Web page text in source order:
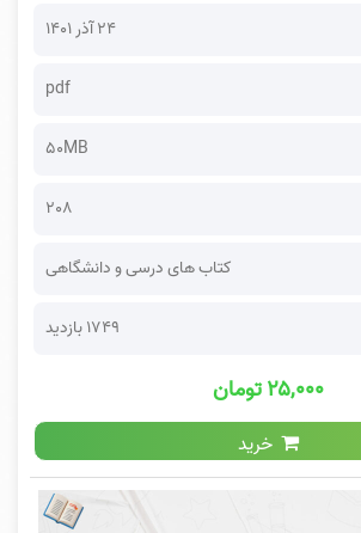
۲۴ آذر ۱۴۰۱
pdf
50MB
208
کتاب های درسی و دانشگاهی
1749 بازدید
۲۵,۰۰۰ تومان
خرید